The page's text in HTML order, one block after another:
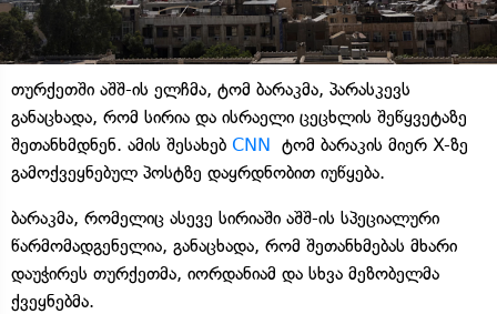
თურქეთში აშშ-ის ელჩმა, ტომ ბარაკმა, პარასკევს
განაცხადა, რომ სირია და ისრაელი ცეცხლის შეწყვეტაზე
შეთანხმდნენ. ამის შესახებ CNN ტომ ბარაკის მიერ X-ზე
გამოქვეყნებულ პოსტზე დაყრდნობით იუწყება.
ბარაკმა, რომელიც ასევე სირიაში აშშ-ის სპეციალური
წარმომადგენელია, განაცხადა, რომ შეთანხმებას მხარი
დაუჭირეს თურქეთმა, იორდანიამ და სხვა მეზობელმა
ქვეყნებმა.